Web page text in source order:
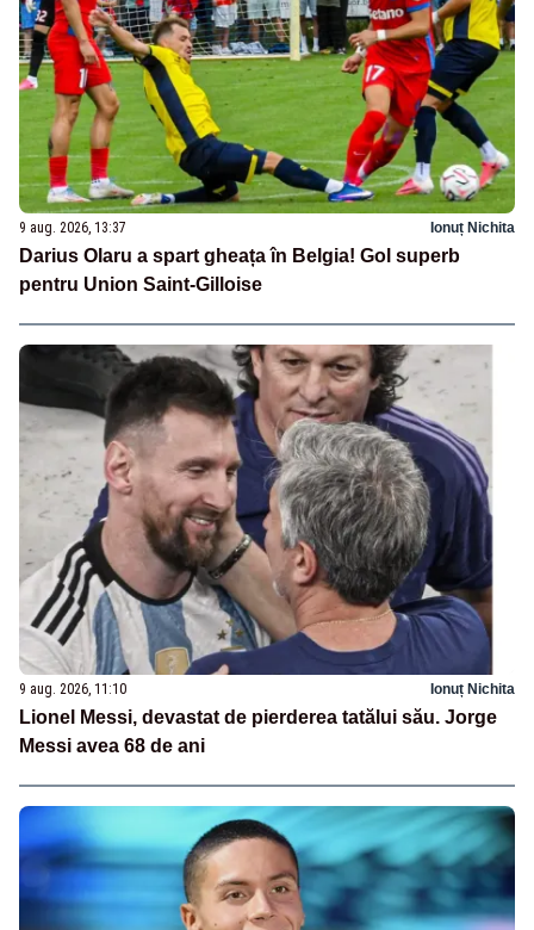
9 aug. 2026, 13:37 Ionuț Nichita
Darius Olaru a spart gheața în Belgia! Gol superb
pentru Union Saint-Gilloise
9 aug. 2026, 11:10 Ionuț Nichita
Lionel Messi, devastat de pierderea tatălui său. Jorge
Messi avea 68 de ani